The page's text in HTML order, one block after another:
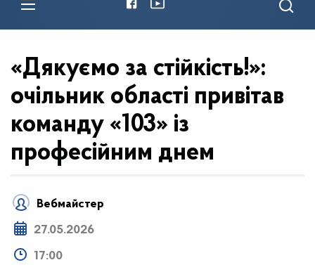
«Дякуємо за стійкість!»:
очільник області привітав
команду «103» із
професійним днем
Вебмайстер
27.05.2026
17:00